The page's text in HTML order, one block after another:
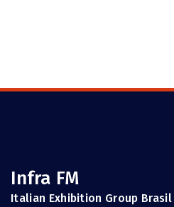
Infra FM
Italian Exhibition Group